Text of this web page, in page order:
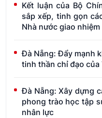
Kết luận của Bộ
sắp xếp, tinh gọn
Nhà nước giao nhiệm
Đà Nẵng: Đẩy mạnh
tinh thần chỉ đạo của
Đà Nẵng: Xây dựng
phong trào học tập
nhân lực